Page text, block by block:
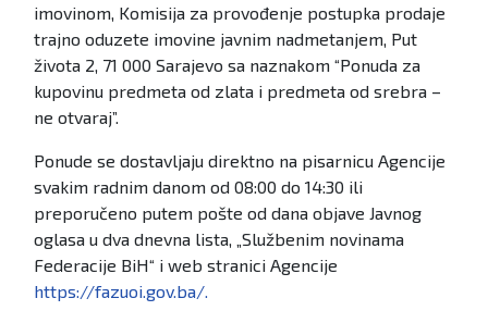
imovinom, Komisija za provođenje postupka prodaje
trajno oduzete imovine javnim nadmetanjem, Put
života 2, 71 000 Sarajevo sa naznakom “Ponuda za
kupovinu predmeta od zlata i predmeta od srebra –
ne otvaraj”.
Ponude se dostavljaju direktno na pisarnicu Agencije
svakim radnim danom od 08:00 do 14:30 ili
preporučeno putem pošte od dana objave Javnog
oglasa u dva dnevna lista, „Službenim novinama
Federacije BiH“ i web stranici Agencije
https://fazuoi.gov.ba/.